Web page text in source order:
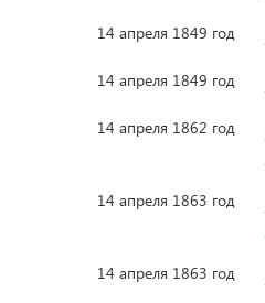
14 апреля 1849 год
14 апреля 1849 год
14 апреля 1862 год
14 апреля 1863 год
14 апреля 1863 год